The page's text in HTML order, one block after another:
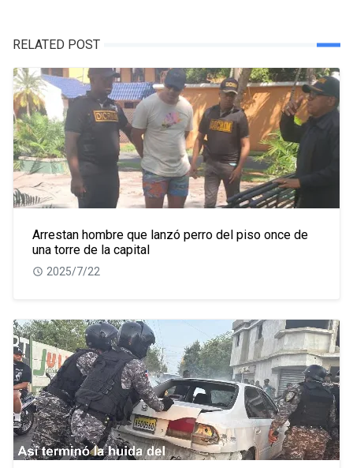
RELATED POST
Arrestan hombre que lanzó perro del piso once de
una torre de la capital
2025/7/22